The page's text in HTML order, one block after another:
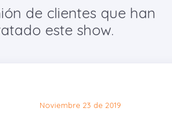
de clientes que han
este show.
Noviembre 23 de 2019